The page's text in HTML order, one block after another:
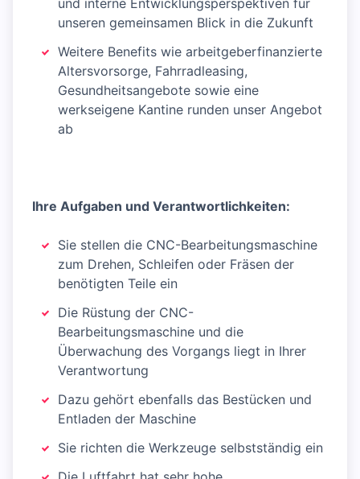
und interne Entwicklungsperspektiven für
unseren gemeinsamen Blick in die Zukunft
Weitere Benefits wie arbeitgeberfinanzierte
Altersvorsorge, Fahrradleasing,
Gesundheitsangebote sowie eine
werkseigene Kantine runden unser Angebot
ab
Ihre Aufgaben und Verantwortlichkeiten:
Sie stellen die CNC-Bearbeitungsmaschine
zum Drehen, Schleifen oder Fräsen der
benötigten Teile ein
Die Rüstung der CNC-
Bearbeitungsmaschine und die
Überwachung des Vorgangs liegt in Ihrer
Verantwortung
Dazu gehört ebenfalls das Bestücken und
Entladen der Maschine
Sie richten die Werkzeuge selbstständig ein